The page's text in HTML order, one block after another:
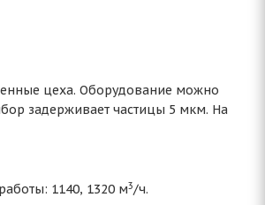
цеха. Оборудование можно
задерживает частицы 5 мкм. На
1140, 1320 м3/ч.